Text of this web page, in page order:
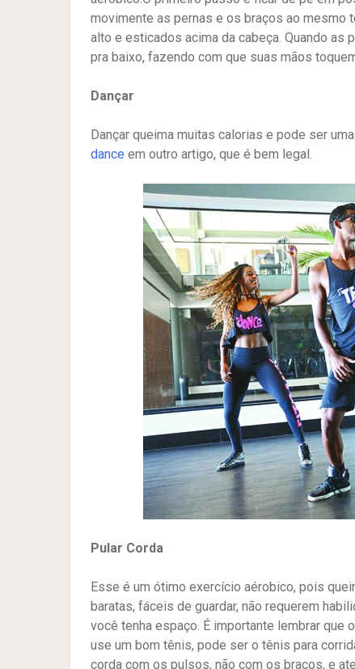
movimente as pernas e os braços ao mesmo
alto e esticados acima da cabeça. Quando
pra baixo, fazendo com que suas mãos
Dançar
Dançar queima muitas calorias e pode ser
dance em outro artigo, que é bem legal.
Pular Corda
Esse é um ótimo exercício aérobico, pois
baratas, fáceis de guardar, não requerem
você tenha espaço. É importante lembrar que
use um bom tênis, pode ser o tênis para
corda com os pulsos, não com os braços, e